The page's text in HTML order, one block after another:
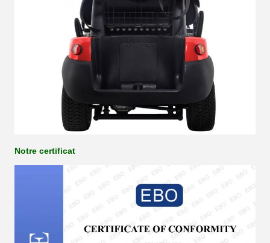
Notre certificat